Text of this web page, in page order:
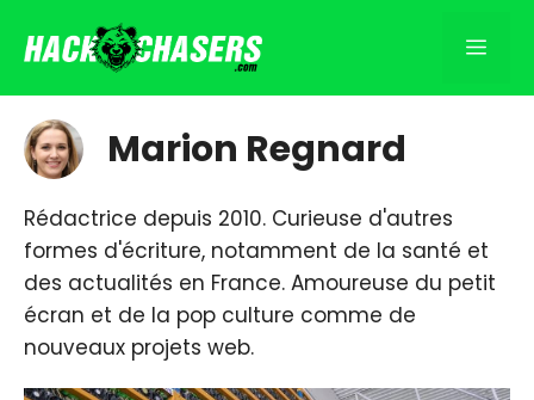
au
Marion Regnard
Rédactrice depuis 2010. Curieuse d'autres
formes d'écriture, notamment de la santé et
des actualités en France. Amoureuse du petit
écran et de la pop culture comme de
nouveaux projets web.